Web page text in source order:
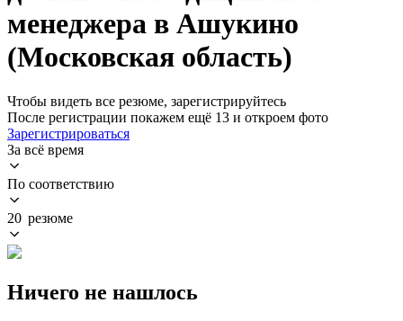
менеджера в Ашукино
(Московская область)
Чтобы видеть все резюме, зарегистрируйтесь
После регистрации покажем ещё 13 и откроем фото
Зарегистрироваться
За всё время
По соответствию
20 резюме
Ничего не нашлось